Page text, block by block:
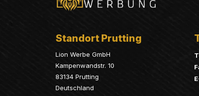
Standort Prutting
Lion Werbe GmbH
Kampenwandstr. 10
83134 Prutting
Deutschland